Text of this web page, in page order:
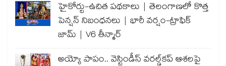
హైకోర్టు-ఉచిత పథకాలు | తెలంగాణలో కొత్త
పెన్షన్ నిబంధనలు | భారీ వర్షం-ట్రాఫిక్
జామ్ | V6 తీన్మార్
అయ్యో పాపం.. వెస్టిండీస్ వరల్డ్‌కప్ ఆశలపై